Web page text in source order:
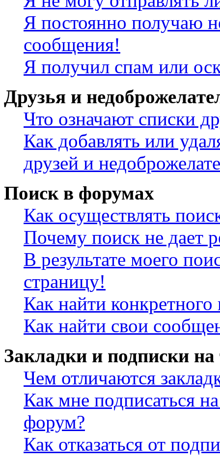
Я постоянно получаю
сообщения!
Я получил спам или
Друзья и
Что означают списки
Как добавлять или
друзей и
Поиск в форумах
Как осуществлять
Почему поиск не дает
В результате моего
страницу!
Как найти конкретного
Как найти свои
Закладки и подписки
Чем отличаются
Как мне подписаться
форум?
Как отказаться от